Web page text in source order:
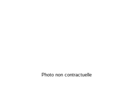
Photo non contractuelle